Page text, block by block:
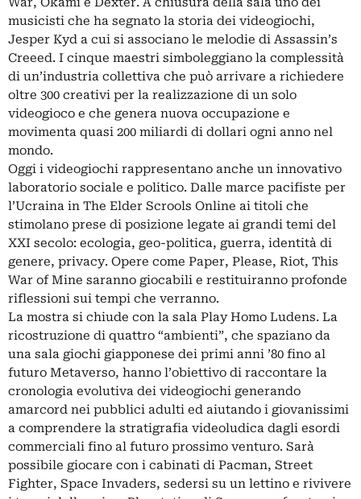
musicisti che ha segnato la storia dei videogiochi,
Jesper Kyd a cui si associano le melodie di Assassin’s
Creeed. I cinque maestri simboleggiano la complessità
di un’industria collettiva che può arrivare a richiedere
oltre 300 creativi per la realizzazione di un solo
videogioco e che genera nuova occupazione e
movimenta quasi 200 miliardi di dollari ogni anno nel
mondo.
Oggi i videogiochi rappresentano anche un innovativo
laboratorio sociale e politico. Dalle marce pacifiste per
l’Ucraina in The Elder Scrools Online ai titoli che
stimolano prese di posizione legate ai grandi temi del
XXI secolo: ecologia, geo-politica, guerra, identità di
genere, privacy. Opere come Paper, Please, Riot, This
War of Mine saranno giocabili e restituiranno profonde
riflessioni sui tempi che verranno.
La mostra si chiude con la sala Play Homo Ludens. La
ricostruzione di quattro “ambienti”, che spaziano da
una sala giochi giapponese dei primi anni ’80 fino al
futuro Metaverso, hanno l’obiettivo di raccontare la
cronologia evolutiva dei videogiochi generando
amarcord nei pubblici adulti ed aiutando i giovanissimi
a comprendere la stratigrafia videoludica dagli esordi
commerciali fino al futuro prossimo venturo. Sarà
possibile giocare con i cabinati di Pacman, Street
Fighter, Space Invaders, sedersi su un lettino e rivivere